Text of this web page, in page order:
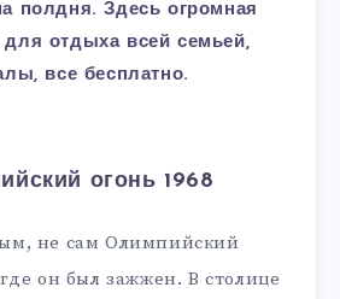
полдня. Здесь огромная
отдыха всей семьей,
все бесплатно.
огонь 1968
не сам Олимпийский
он был зажжен. В столице